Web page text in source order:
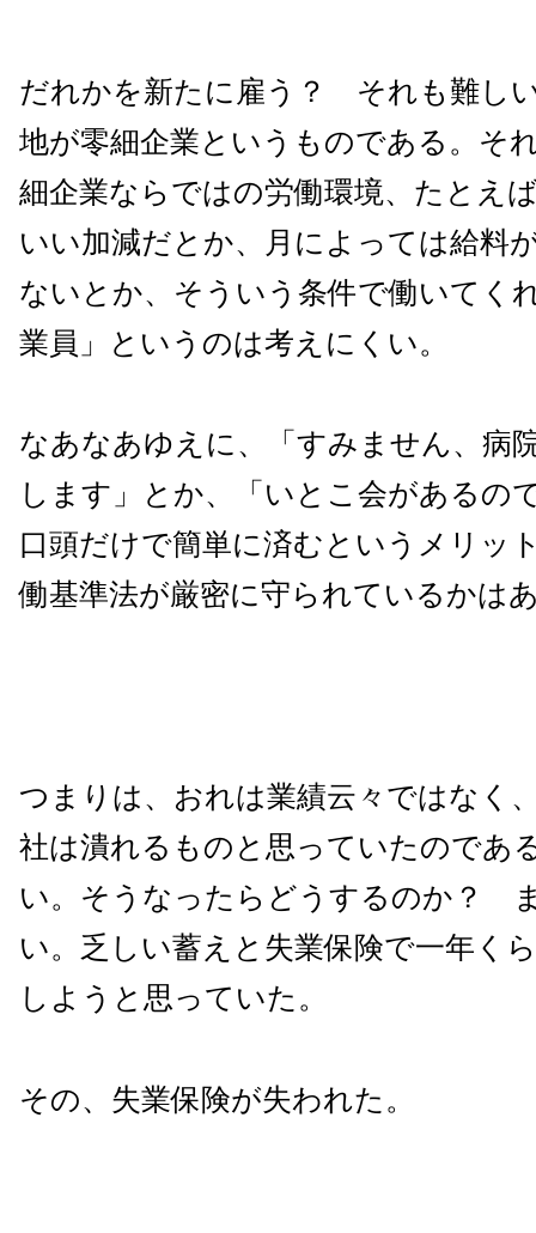
だれかを新たに雇う？ それも難し
地が零細企業というものである。そ
細企業ならではの労働環境、たとえ
いい加減だとか、月によっては給料
ないとか、そういう条件で働いてく
業員」というのは考えにくい。
なあなあゆえに、「すみません、病
します」とか、「いとこ会があるの
口頭だけで簡単に済むというメリッ
働基準法が厳密に守られているかは
つまりは、おれは業績云々ではなく
社は潰れるものと思っていたのであ
い。そうなったらどうするのか？
い。乏しい蓄えと失業保険で一年く
しようと思っていた。
その、失業保険が失われた。